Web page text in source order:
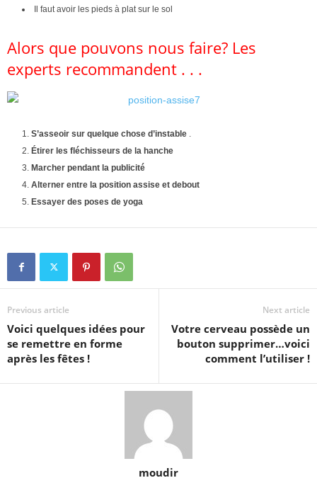
Il faut avoir les pieds à plat sur le sol
Alors que pouvons nous faire? Les
experts recommandent . . .
S’asseoir sur quelque chose d’instable
Étirer les fléchisseurs de la hanche
Marcher pendant la publicité
Alterner entre la position assise et debout
Essayer des poses de yoga
Previous article
Voici quelques idées pour
se remettre en forme
après les fêtes !
Next article
Votre cerveau possède un
bouton supprimer…voici
comment l’utiliser !
moudir